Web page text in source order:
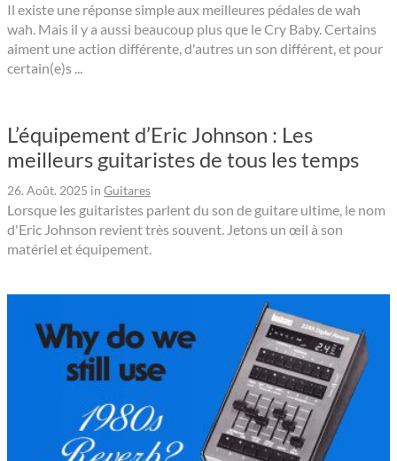
Il existe une réponse simple aux meilleures pédales de wah
wah. Mais il y a aussi beaucoup plus que le Cry Baby. Certains
aiment une action différente, d'autres un son différent, et pour
certain(e)s ...
L’équipement d’Eric Johnson : Les
meilleurs guitaristes de tous les temps
26. Août. 2025 in Guitares
Lorsque les guitaristes parlent du son de guitare ultime, le nom
d'Eric Johnson revient très souvent. Jetons un œil à son
matériel et équipement.